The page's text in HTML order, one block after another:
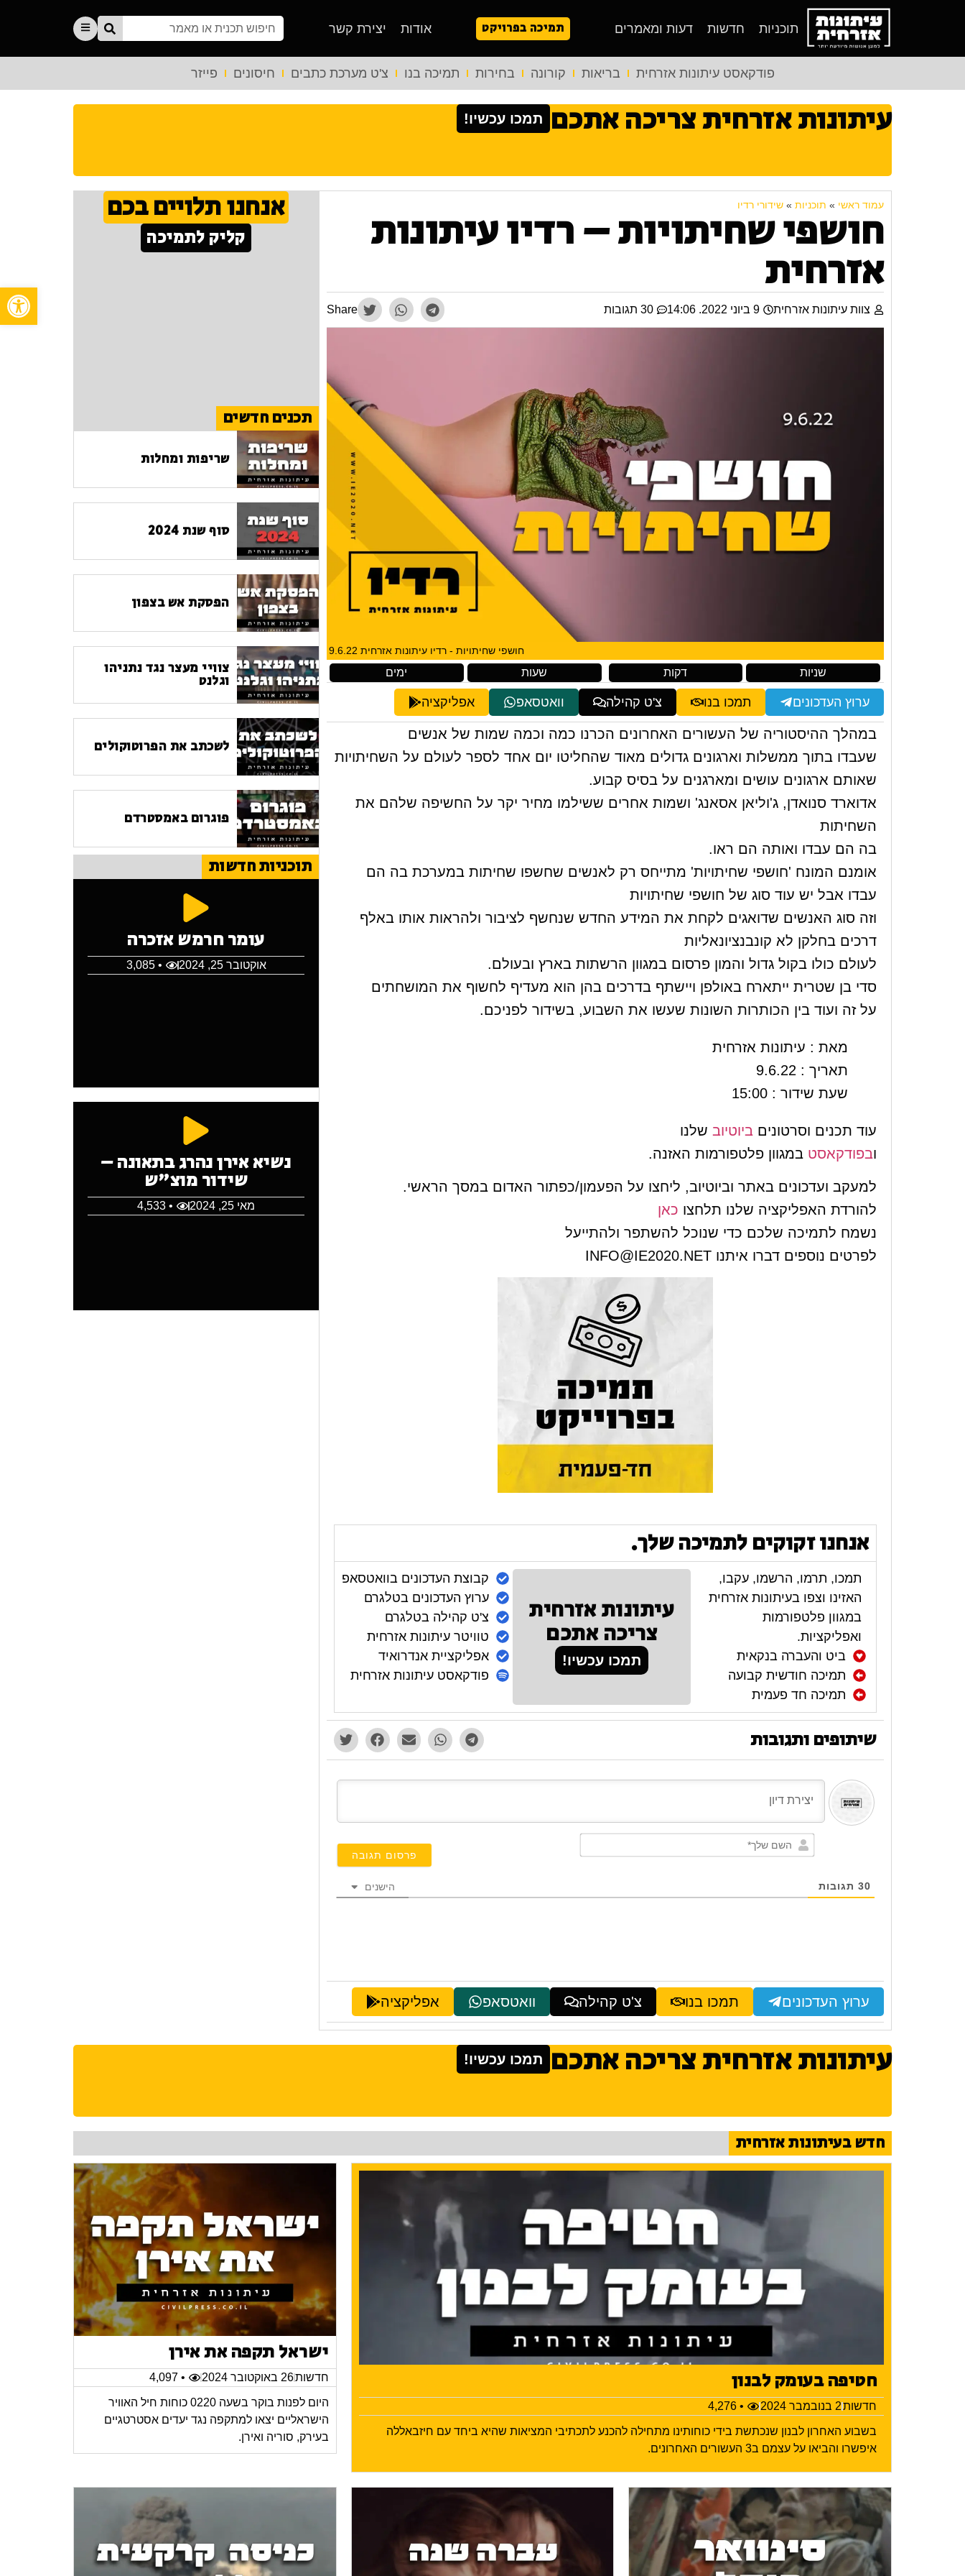
תוכניות חדשות דעות ומאמרים תמיכה בפרויקט אודות יצירת קשר
פודקאסט עיתונות אזרחית בריאות קורונה בחירות תמיכה בנו צ'ט מערכת כתבים חיסונים פייזר
עיתונות אזרחית צריכה אתכם תמכו עכשיו!
עמוד ראשי » תוכניות » שידורי רדיו
חושפי שחיתויות – רדיו עיתונות
אזרחית
צוות עיתונות אזרחית 9 ביוני 2022. 14:06 30 תגובות Share
חושפי שחיתויות - רדיו עיתונות אזרחית 9.6.22
ימים שעות דקות שניות
ערוץ העדכונים תמכו בנו צ'ט קהילה וואטסאפ אפליקציה
במהלך ההיסטוריה של העשורים האחרונים הכרנו כמה וכמה שמות של אנשים
שעבדו בתוך ממשלות וארגונים גדולים מאוד שהחליטו יום אחד לספר לעולם על השחיתויות
שאותם ארגונים עושים ומארגנים על בסיס קבוע.
אדוארד סנואדן, ג'וליאן אסאנג' ושמות אחרים ששילמו מחיר יקר על החשיפה שלהם את
השחיתות
בה הם עבדו ואותה הם ראו.
אומנם המונח 'חושפי שחיתויות' מתייחס רק לאנשים שחשפו שחיתות במערכת בה הם
עבדו אבל יש עוד סוג של חושפי שחיתויות
וזה סוג האנשים שדואגים לקחת את המידע החדש שנחשף לציבור ולהראות אותו באלף
דרכים בחלקן לא קונבנציונאליות
לעולם כולו בקול גדול והמון פרסום במגוון הרשתות בארץ ובעולם.
סדי בן שטרית ייתארח באולפן ויישתף בדרכים בהן הוא מעדיף לחשוף את המושחתים
על זה ועוד בין הכותרות השונות שעשו את השבוע, בשידור לפניכם.
מאת : עיתונות אזרחית
תאריך : 9.6.22
שעת שידור : 15:00
עוד תכנים וסרטונים ביוטיוב שלנו
ובפודקאסט במגוון פלטפורמות האזנה.
למעקב ועדכונים באתר וביוטיוב, ליחצו על הפעמון/כפתור האדום במסך הראשי.
להורדת האפליקציה שלנו תלחצו כאן
נשמח לתמיכה שלכם כדי שנוכל להשתפר ולהתייעל
לפרטים נוספים דברו איתנו INFO@IE2020.NET
אנחנו זקוקים לתמיכה שלך.
תמכו, תרמו, הרשמו, עקבו,
האזינו וצפו בעיתונות אזרחית
במגוון פלטפורמות
ואפליקציות.
ביט והעברה בנקאית
תמיכה חודשית קבועה
תמיכה חד פעמית
עיתונות אזרחית
צריכה אתכם
תמכו עכשיו!
קבוצת העדכונים בוואטסאפ
ערוץ העדכונים בטלגרם
צ'ט קהילה בטלגרם
טוויטר עיתונות אזרחית
אפליקציית אנדרואיד
פודקאסט עיתונות אזרחית
שיתופים ותגובות
השם
30 תגובות הישנים
ערוץ העדכונים תמכו בנו צ'ט קהילה וואטסאפ אפליקציה
אנחנו תלויים בכם
קליק לתמיכה
תכנים חדשים
שריפות ומחלות
סוף שנת 2024
הפסקת אש בצפון
צוויי מעצר נגד נתניהו
וגלנט
לשכתב את הפרוטוקולים
פוגרום באמסטרדם
תוכניות חדשות
עומר חרמש אזכרה
אוקטובר 25, 2024 • 3,085
נשיא אירן נהרג בתאונה –
שידור מוצ"ש
מאי 25, 2024 • 4,533
עיתונות אזרחית צריכה אתכם תמכו עכשיו!
חדש בעיתונות אזרחית
חטיפה בעומק לבנון
חדשות2 בנובמבר 2024 • 4,276
בשבוע האחרון לבנון שנכתשת בידי כוחותינו מתחילה להכנע לתכתיבי המציאות שהיא ביחד עם חיזבאללה
איפשרו והביאו על עצמם ב3 העשורים האחרונים.
ישראל תקפה את אירן
חדשות26 באוקטובר 2024 • 4,097
היום לפנות בוקר בשעה 0220 כוחות חיל האוויר
הישראליים יצאו למתקפה נגד יעדים אסטרטגיים
בעירק, סוריה ואירן.